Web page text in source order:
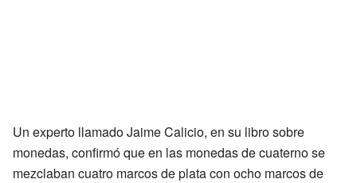
Un experto llamado Jaime Calicio, en su libro sobre
monedas, confirmó que en las monedas de cuaterno se
mezclaban cuatro marcos de plata con ocho marcos de